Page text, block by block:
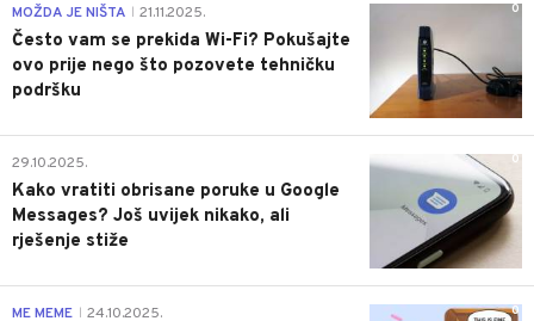
0
MOŽDA JE NIŠTA 21.11.2025.
Često vam se prekida Wi-Fi? Pokušajte
ovo prije nego što pozovete tehničku
podršku
0
29.10.2025.
Kako vratiti obrisane poruke u Google
Messages? Još uvijek nikako, ali
rješenje stiže
0
ME MEME 24.10.2025.